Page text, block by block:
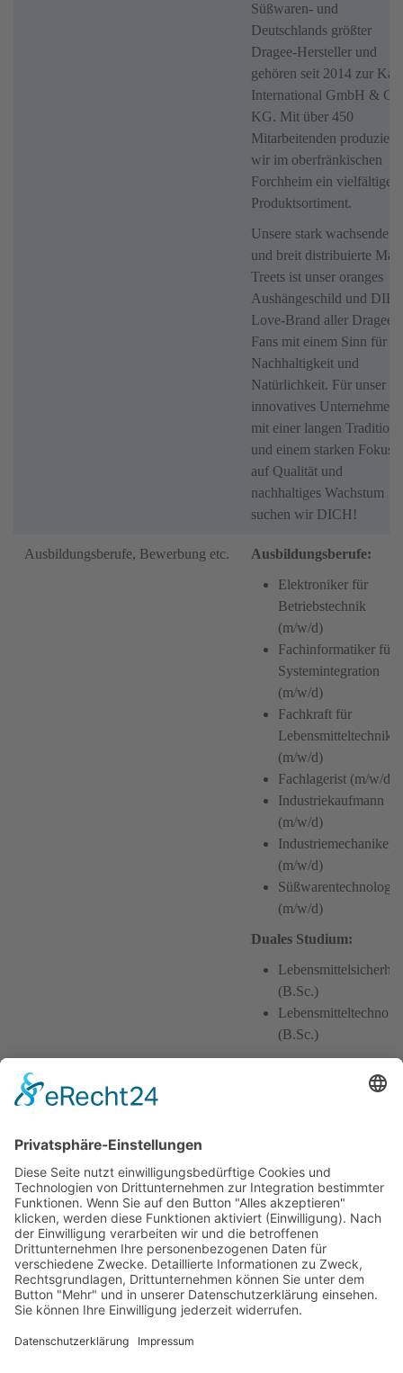
Süßwaren- und
Deutschlands größter
Dragee-Hersteller und
gehören seit 2014 zur
International GmbH & Co.
KG. Mit über 450
Mitarbeitenden
wir im oberfränkischen
Forchheim ein vielfältiges
Produktsortiment.
Unsere stark wachsende
und breit distribuierte
Treets ist unser oranges
Aushängeschild und DIE
Love-Brand aller Dragee-
Fans mit einem Sinn für
Nachhaltigkeit und
Natürlichkeit. Für unser
innovatives Unternehmen
mit einer langen Tradition
und einem starken Fokus
auf Qualität und
nachhaltiges Wachstum
suchen wir DICH!
Ausbildungsberufe, Bewerbung etc.
Ausbildungsberufe:
Elektroniker für
Betriebstechnik
(m/w/d)
Fachinformatiker für
Systemintegration
(m/w/d)
Fachkraft für
Lebensmitteltechnik
(m/w/d)
Fachlagerist (m/w/d)
Industriekaufmann
(m/w/d)
Industriemechaniker
(m/w/d)
Süßwarentechnologe
(m/w/d)
Duales Studium:
(B.Sc.)
(B.Sc.)
besuche uns gerne auf
Ansprechpartner für Bewerbungen Claudia Zirnsack
Telefon 09191-611 180
E-Mail karriere@piasten.de
Erwünschte Bewerbungsart E-Mail